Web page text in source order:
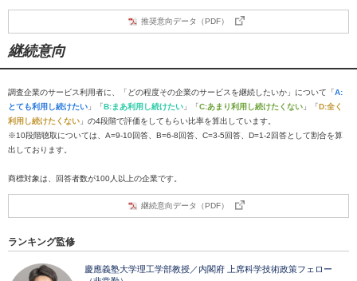
推奨意向データ（PDF）
継続意向
調査企業のサービス利用者に、「どの程度その企業のサービスを継続したいか」について「A:
とても利用し続けたい 」「B:まあ利用し続けたい 」「C:あまり利用し続けたくない 」「D:全く
利用し続けたくない 」の4段階で評価をしてもらい比率を算出しています。
※10段階聴取については、A=9-10回答、B=6-8回答、C=3-5回答、D=1-2回答として割合を算
出しております。
商標対象は、回答者数が100人以上の企業です。
継続意向データ（PDF）
ランキング監修
慶應義塾大学理工学部教授／内閣府 上席科学技術政策フェロー